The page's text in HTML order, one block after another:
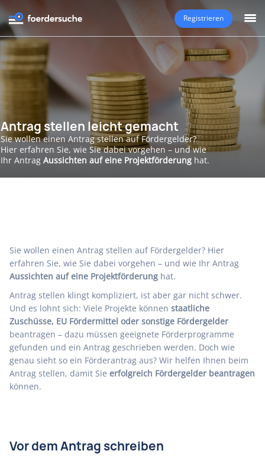
Registrieren
Antrag stellen leicht gemacht
Sie wollen einen Antrag stellen auf Fördergelder?
Hier erfahren Sie, wie Sie dabei vorgehen – und wie
Ihr Antrag Aussichten auf eine Projektförderung hat.
Sie wollen einen Antrag stellen auf Fördergelder? Hier
erfahren Sie, wie Sie dabei vorgehen – und wie Ihr Antrag
Aussichten auf eine Projektförderung hat.
Antrag stellen klingt kompliziert, ist aber gar nicht schwer.
Und es lohnt sich: Viele Projekte können staatliche
Zuschüsse, EU Fördermittel oder sonstige Fördergelder
beantragen – dazu müssen geeignete Förderprogramme
gefunden und ein Antrag geschrieben werden. Doch wie
genau sieht so ein Förderantrag aus? Wir helfen Ihnen beim
Antrag stellen, damit Sie erfolgreich Fördergelder beantragen
können.
Vor dem Antrag schreiben